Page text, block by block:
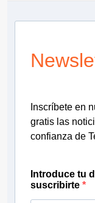
Inscríbete en
gratis las
confianza de
Introduce tu
suscribirte